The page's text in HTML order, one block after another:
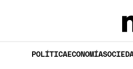
POLÍTICAECONOMÍA